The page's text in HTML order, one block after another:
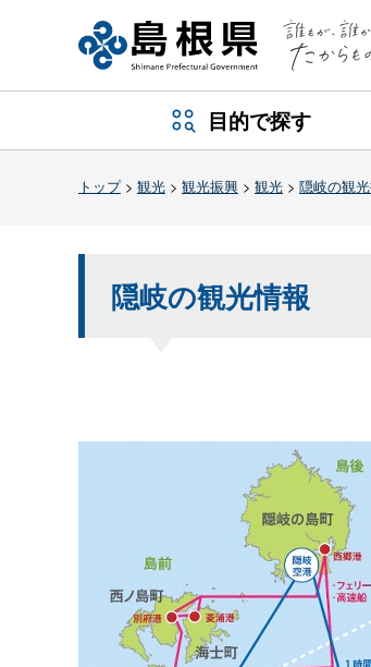
目的で探す
トップ> 観光 > 観光振興 > 観光 > 隠岐の観
隠岐の観光情報